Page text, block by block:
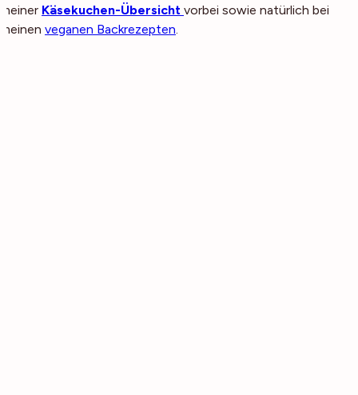
meiner Käsekuchen-Übersicht vorbei sowie natürlich bei
meinen veganen Backrezepten.